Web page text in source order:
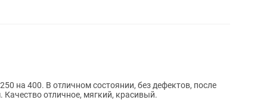
на 400. В отличном состоянии, без дефектов, после
отличное, мягкий, красивый.